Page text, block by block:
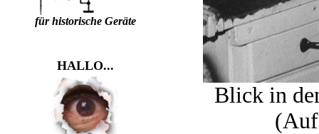
für historische Geräte
HALLO...
Blick in